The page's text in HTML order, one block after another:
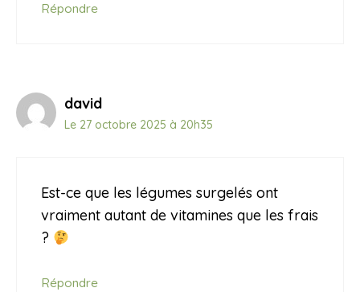
Répondre
david
Le 27 octobre 2025 à 20h35
Est-ce que les légumes surgelés ont
vraiment autant de vitamines que les frais
?
Répondre